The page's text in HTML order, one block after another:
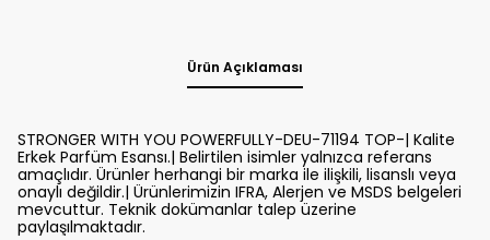
Ürün Açıklaması
STRONGER WITH YOU POWERFULLY-DEU-71194 TOP-| Kalite
Erkek Parfüm Esansı.| Belirtilen isimler yalnızca referans
amaçlıdır. Ürünler herhangi bir marka ile ilişkili, lisanslı veya
onaylı değildir.| Ürünlerimizin IFRA, Alerjen ve MSDS belgeleri
mevcuttur. Teknik dokümanlar talep üzerine
paylaşılmaktadır.